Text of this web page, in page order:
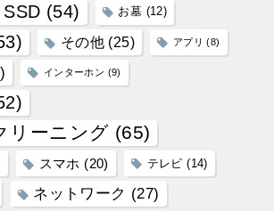
SSD (54) お墓 (12)
その他 (25) アプリ (8)
インターホン (9)
リーニング (65)
スマホ (20) テレビ (14)
ネットワーク (27)